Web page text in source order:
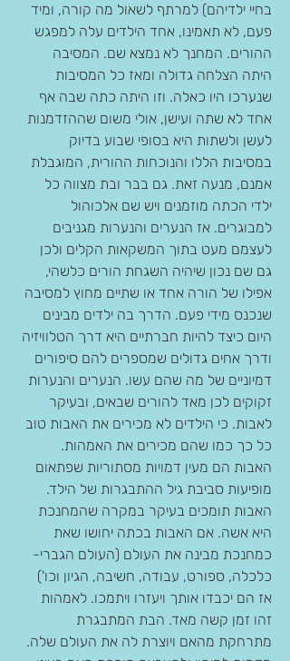
בחיי ילדיהם) למרתף לשאול מה קורה, ומיד
פעם, לא תאמינו, אחד הילדים עלה למפגש
ההורים. המחנך לא נמצא שם. המסיבה
היתה הצלחה גדולה ומאז כל המסיבות
שנערכו היו כאלה. וזו היתה כתה שבה אף
אחד לא שתה ועישן, אולי משום שההזדמנות
לעשן ולשתות היא בסופי שבוע בדיוק
במסיבות הללו והנוכחות ההורית, המוגבלת
אמנם, מנעה זאת. גם בבר ובת מצווה כל
ילדי הכתה מוזמנים ויש שם אלכוהול
למבוגרים. אז הנערים והנערות מגניבים
לעצמם מעט בתוך המשקאות הקלים ולכן
גם שם נכון שיהיה השגחת הורים כלשהי,
אפילו של הורה אחד או שתיים מחוץ למסיבה
שנכנס מידי פעם. הדרך בה ילדים מבינים
היום כיצד להיות חברתיים היא דרך הטלוויזיה
ודרך אחים גדולים שמספרים להם סיפורים
דמיוניים של מה שהם עשו. הנערים והנערות
זקוקים לכן מאד להורים שבאים, ובעיקר
לאבות. כי הילדים לא מכירים את האבות טוב
כל כך כמו שהם מכירים את האמהות.
האבות הם מעין דמויות מסתוריות שפתאום
מופיעות סביבת גיל ההתבגרות של הילד.
האבות תומכים בעיקר במקרה שהמחנכת
היא אשה. אם האבות בכתה יחושו שאת
כמחנכת מבינה את העולם (העולם הגברי-
כלכלה, ספורט, עבודה, חשיבה, הגיון וכו')
אז הם יכבדו אותך ויעזרו ויתמכו. לאמהות
זהו זמן קשה מאד. הבת המתבגרת
מתרחקת מהאם ויוצרת לה את העולם שלה.